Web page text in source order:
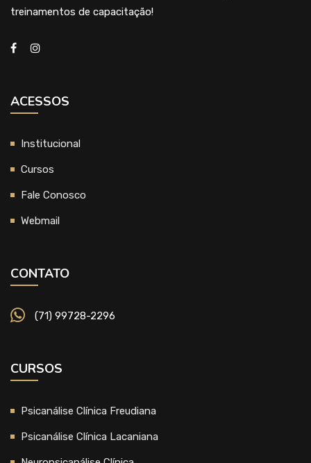
treinamentos de capacitação!
ACESSOS
Institucional
Cursos
Fale Conosco
Webmail
CONTATO
(71) 99728-2296
CURSOS
Psicanálise Clínica Freudiana
Psicanálise Clínica Lacaniana